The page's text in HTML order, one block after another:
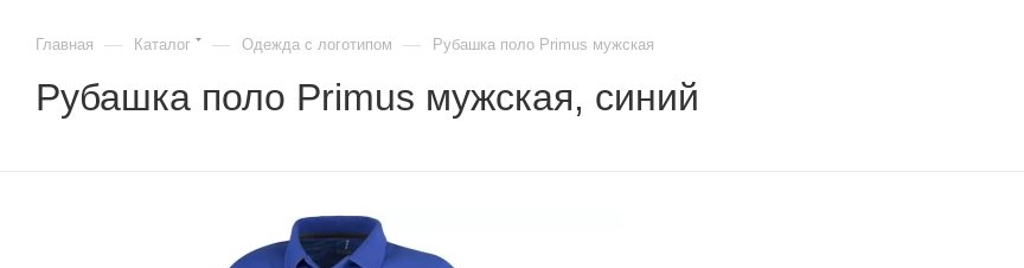
Главная — Каталог — Одежда с логотипом — Рубашка поло Primus мужская
Рубашка поло Primus мужская, синий